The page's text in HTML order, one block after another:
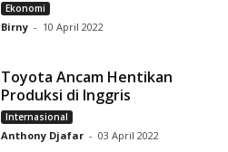
Ekonomi
Birny - 10 April 2022
Toyota Ancam Hentikan
Produksi di Inggris
Internasional
Anthony Djafar - 03 April 2022